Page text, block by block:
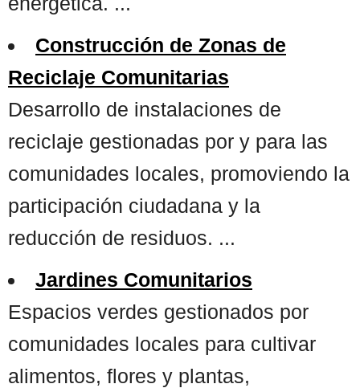
Construcción de Zonas de
Reciclaje Comunitarias
Desarrollo de instalaciones de
reciclaje gestionadas por y para las
comunidades locales, promoviendo la
participación ciudadana y la
reducción de residuos. ...
Jardines Comunitarios
Espacios verdes gestionados por
comunidades locales para cultivar
alimentos, flores y plantas,